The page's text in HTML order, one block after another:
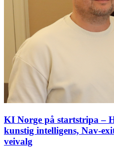
KI Norge på startstripa –
kunstig intelligens, Nav-
veivalg